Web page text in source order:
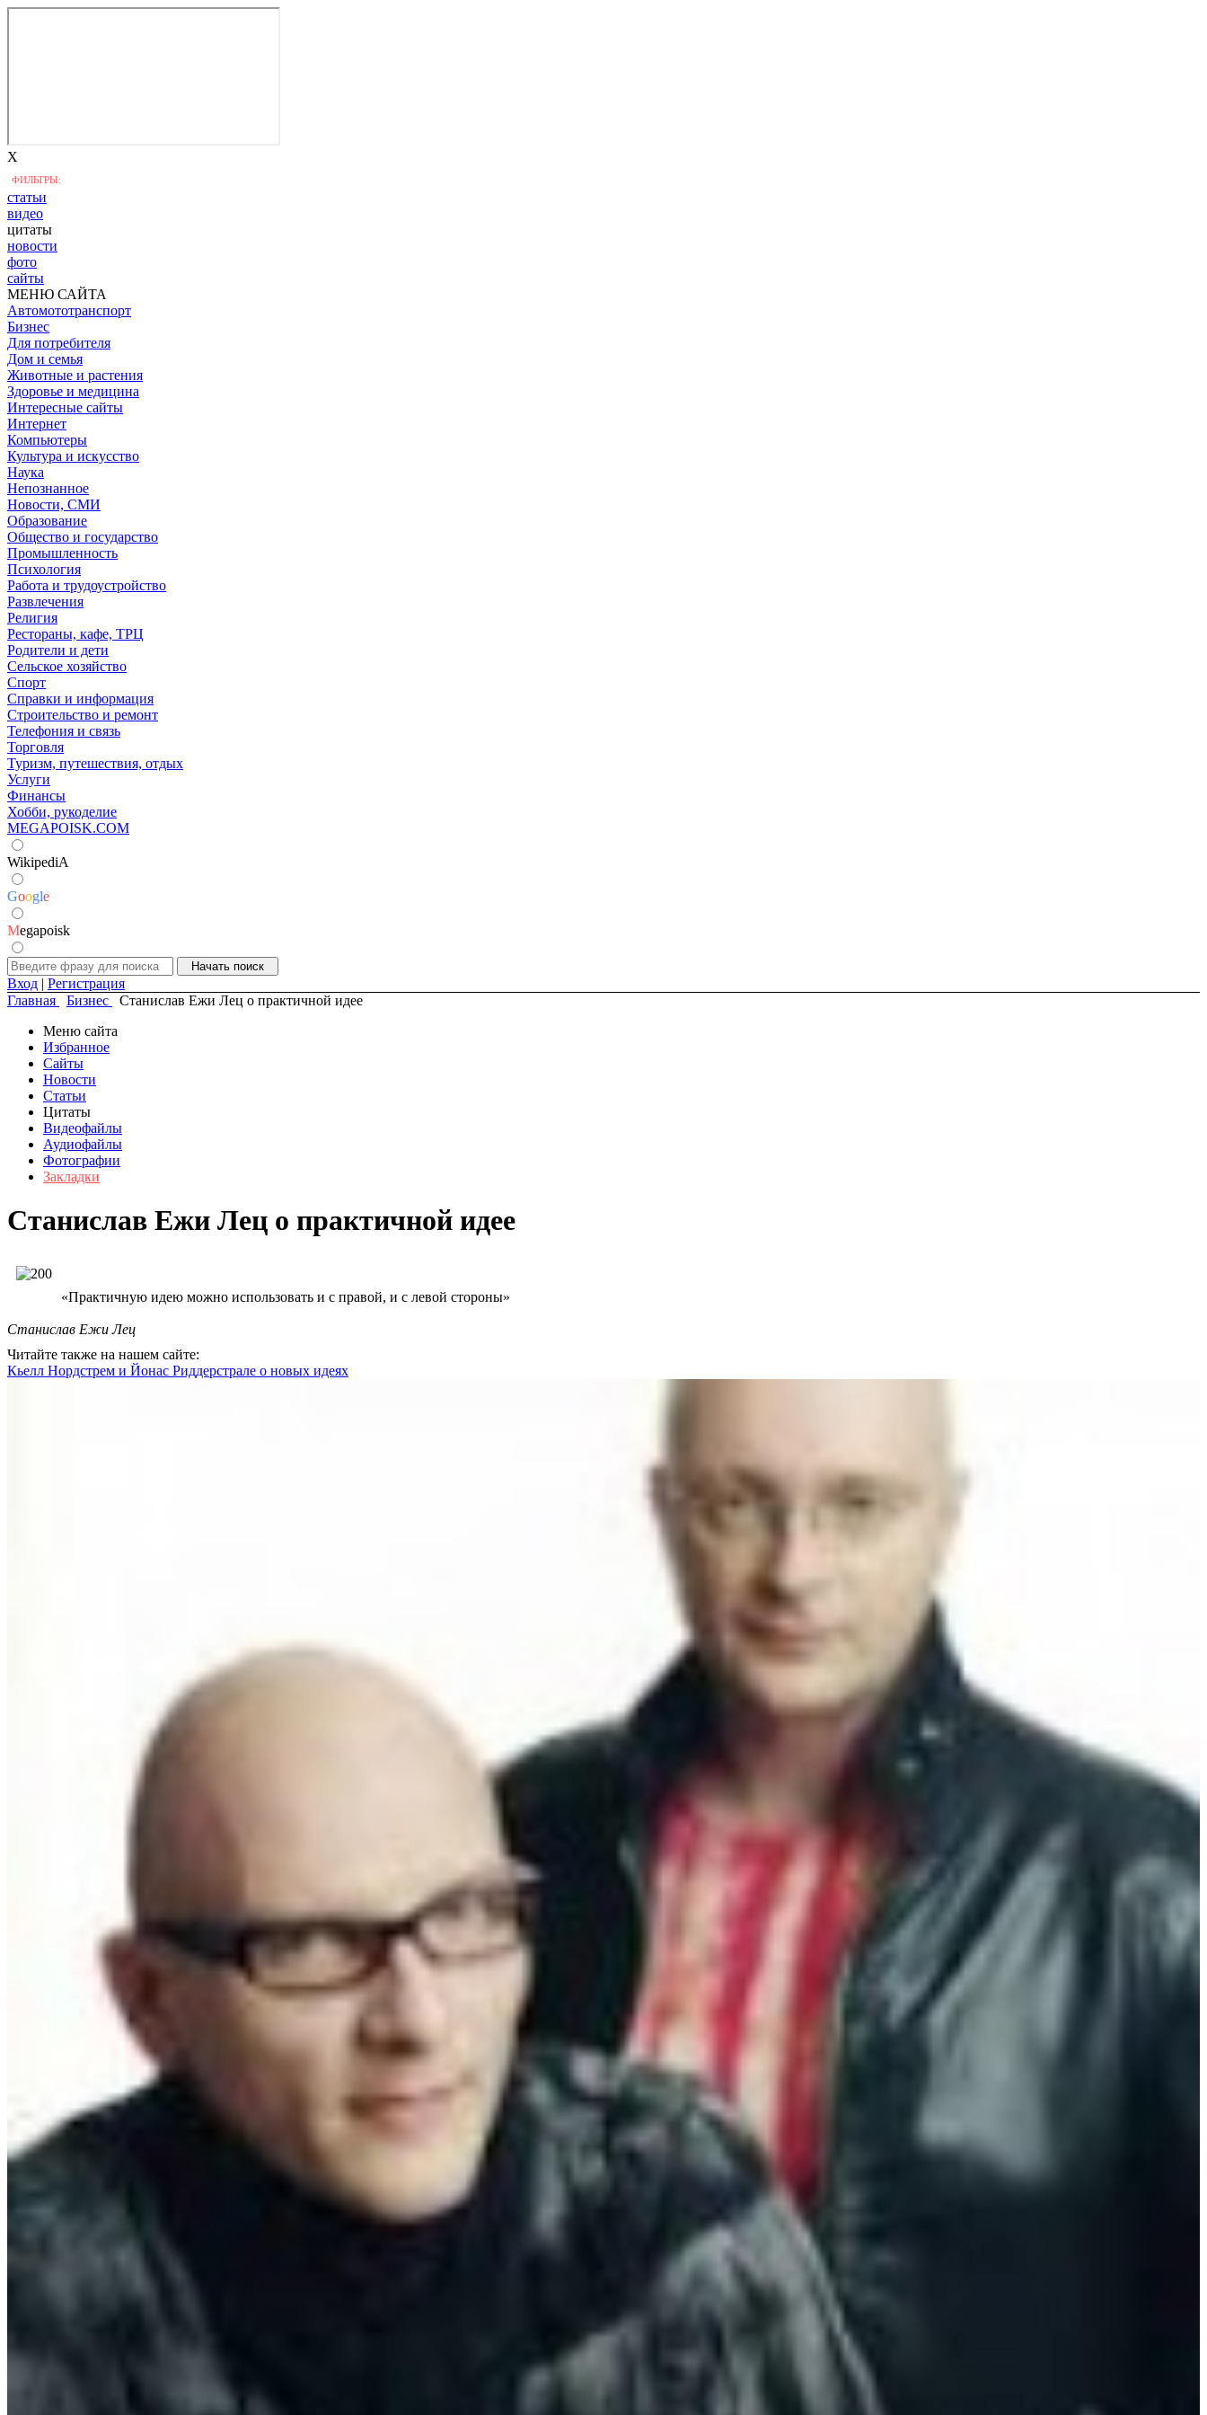
X
ФИЛЬТРЫ:
статьи
видео
цитаты
новости
фото
сайты
МЕНЮ САЙТА
Автомототранспорт
Бизнес
Для потребителя
Дом и семья
Животные и растения
Здоровье и медицина
Интересные сайты
Интернет
Компьютеры
Культура и искусство
Наука
Непознанное
Новости, СМИ
Образование
Общество и государство
Промышленность
Психология
Работа и трудоустройство
Развлечения
Религия
Рестораны, кафе, ТРЦ
Родители и дети
Сельское хозяйство
Спорт
Справки и информация
Строительство и ремонт
Телефония и связь
Торговля
Туризм, путешествия, отдых
Услуги
Финансы
Хобби, рукоделие
MEGAPOISK.COM
WikipediA
Google
Megapoisk
Вход | Регистрация
Главная
Бизнес
Станислав Ежи Лец о практичной идее
Меню сайта
Избранное
Сайты
Новости
Статьи
Цитаты
Видеофайлы
Аудиофайлы
Фотографии
Закладки
Станислав Ежи Лец о практичной идее
«Практичную идею можно использовать и с правой, и с левой стороны»
Станислав Ежи Лец
Читайте также на нашем сайте:
Кьелл Нордстрем и Йонас Риддерстрале о новых идеях